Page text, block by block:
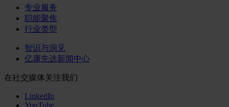
专业服务
职能聚焦
行业类型
智识与洞见
亿康先达新闻中心
在社交媒体关注我们
LinkedIn
YouTube